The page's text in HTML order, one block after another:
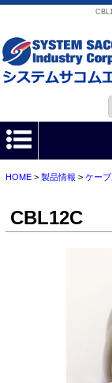
HOME> 製品情報 > ケー
CBL12C